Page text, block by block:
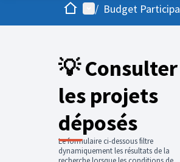
AccueilMenu principal
/ Budget
💡 Consulter
les projets
déposés
Le formulaire ci-dessous filtre
dynamiquement les résultats de la